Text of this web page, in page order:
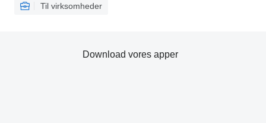
Til virksomheder
Download vores apper